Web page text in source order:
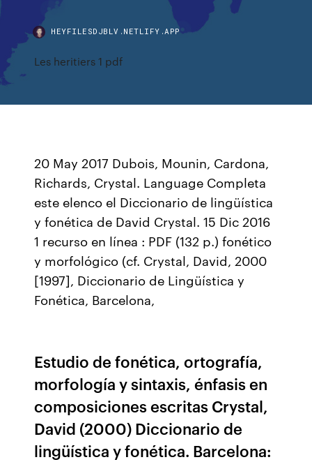
HEYFILESDJBLV.NETLIFY.APP
Les heritiers 1 pdf
20 May 2017 Dubois, Mounin, Cardona,
Richards, Crystal. Language Completa
este elenco el Diccionario de lingüística
y fonética de David Crystal. 15 Dic 2016
1 recurso en línea : PDF (132 p.) fonético
y morfológico (cf. Crystal, David, 2000
[1997], Diccionario de Lingüística y
Fonética, Barcelona,
Estudio de fonética, ortografía,
morfología y sintaxis, énfasis en
composiciones escritas Crystal,
David (2000) Diccionario de
lingüística y fonética. Barcelona: